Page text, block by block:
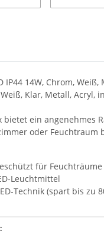
IP44 14W, Chrom, Weiß,
Weiß, Klar, Metall, Acryl,
bietet ein
oder Feuchtraum
für Feuchträume
Leuchtmittel
Technik (spart bis zu